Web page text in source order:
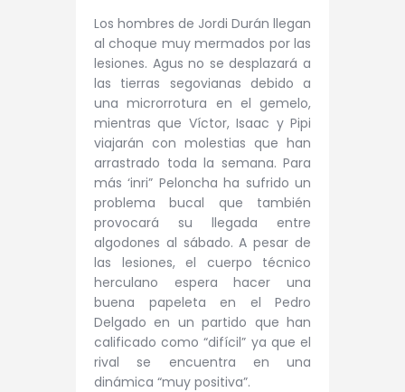
Los hombres de Jordi Durán llegan
al choque muy mermados por las
lesiones. Agus no se desplazará a
las tierras segovianas debido a
una microrrotura en el gemelo,
mientras que Víctor, Isaac y Pipi
viajarán con molestias que han
arrastrado toda la semana. Para
más ‘inri” Peloncha ha sufrido un
problema bucal que también
provocará su llegada entre
algodones al sábado. A pesar de
las lesiones, el cuerpo técnico
herculano espera hacer una
buena papeleta en el Pedro
Delgado en un partido que han
calificado como “difícil” ya que el
rival se encuentra en una
dinámica “muy positiva”.